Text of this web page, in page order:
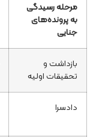
مرحله رسیدگی
به پرونده‌های
جنایی
بازداشت و
تحقیقات اولیه
دادسرا